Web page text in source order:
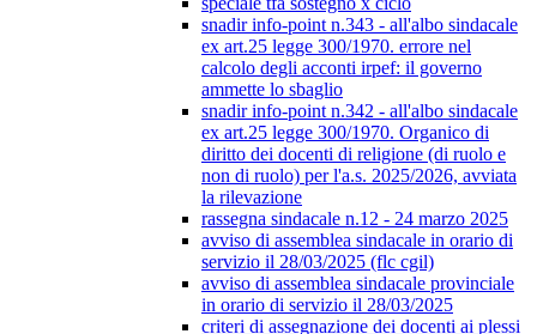
snadir info-point n.343 - all'albo sindacale
ex art.25 legge 300/1970. errore nel
calcolo degli acconti irpef: il governo
ammette lo sbaglio
snadir info-point n.342 - all'albo sindacale
ex art.25 legge 300/1970. Organico di
diritto dei docenti di religione (di ruolo e
non di ruolo) per l'a.s. 2025/2026, avviata
la rilevazione
rassegna sindacale n.12 - 24 marzo 2025
avviso di assemblea sindacale in orario di
servizio il 28/03/2025 (flc cgil)
avviso di assemblea sindacale provinciale
in orario di servizio il 28/03/2025
criteri di assegnazione dei docenti ai plessi